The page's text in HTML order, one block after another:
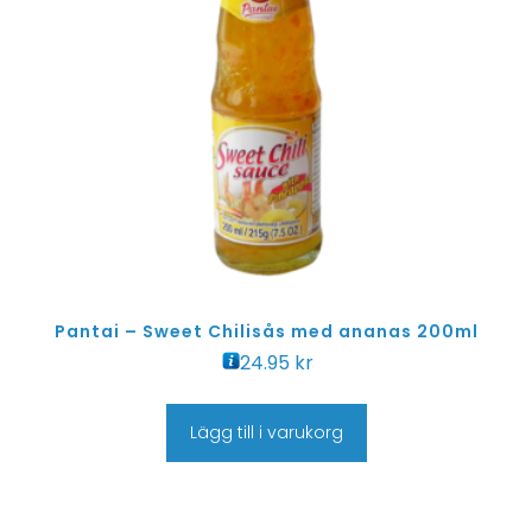
Pantai – Sweet Chilisås med ananas 200ml
24.95 kr
Lägg till i varukorg